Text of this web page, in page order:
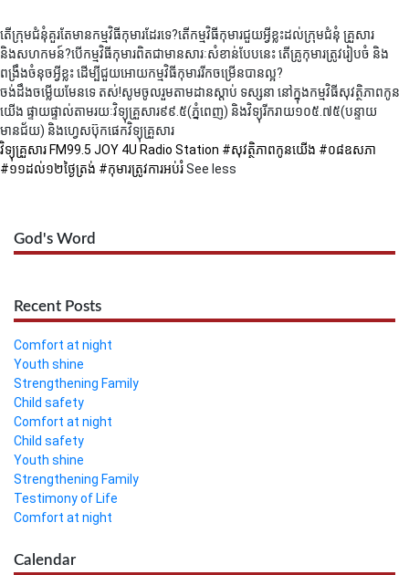
តើក្រុមជំនុំគួរតែមានកម្មវិធីកុមារដែរទេ?តើកម្មវិធីកុមារជួយអ្វីខ្លះដល់ក្រុមជំនុំ គ្រួសារ
និងសហកមន៍?បើកម្មវិធីកុមារពិតជាមានសារៈសំខាន់បែបនេះ តើគ្រូកុមារត្រូវរៀបចំ និង
ពង្រឹងចំនុចអ្វីខ្លះ ដើម្បីជួយអោយកម្មវិធីកុមាររីកចម្រើនបានល្អ?
ចង់ដឹងចម្លើយមែនទេ តស់!សូមចូលរួមតាមដានស្តាប់ ទស្សនា នៅក្នុងកម្មវិធីសុវត្ថិភាពកូន
យើង ផ្ទាយផ្ទាល់តាមរយៈវិទ្យុគ្រួសារ៩៩.៥(ភ្នំពេញ) និងវិទ្យុរីករាយ១០៥.៧៥(បន្ទាយ
មានជ័យ) និងហេ្វសប៊ុកផេកវិទ្យុគ្រួសារ
វិទ្យុគ្រួសារ FM99.5 JOY 4U Radio Station #សុវត្ថិភាពកូនយើង #០៨ឧសភា
#១១ដល់១២ថ្ងៃត្រង់ #កុមារត្រូវការអប់រំSee less
God's Word
Recent Posts
Comfort at night
Youth shine
Strengthening Family
Child safety
Comfort at night
Child safety
Youth shine
Strengthening Family
Testimony of Life
Comfort at night
Calendar